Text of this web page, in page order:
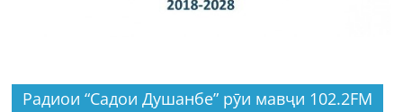
Радиои “Садои Душанбе” рӯи мавҷи 102.2FM